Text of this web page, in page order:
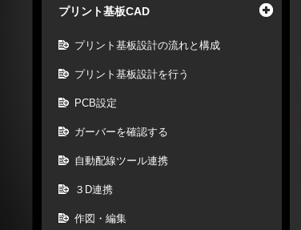
プリント基板CAD
プリント基板設計の流れと構成
プリント基板設計を行う
PCB設定
ガーバーを確認する
自動配線ツール連携
３D連携
作図・編集